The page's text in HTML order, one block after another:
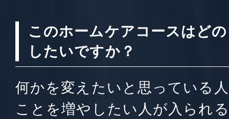
このホームケアコースはど
したいですか？
何かを変えたいと思っている
ことを増やしたい人が入られ